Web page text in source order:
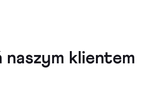
naszym klientem